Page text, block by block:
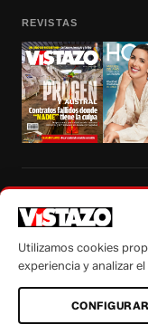
REVISTAS
autorización escrita de su
Utilizamos cookies
experiencia y analizar
CONFIGURAR